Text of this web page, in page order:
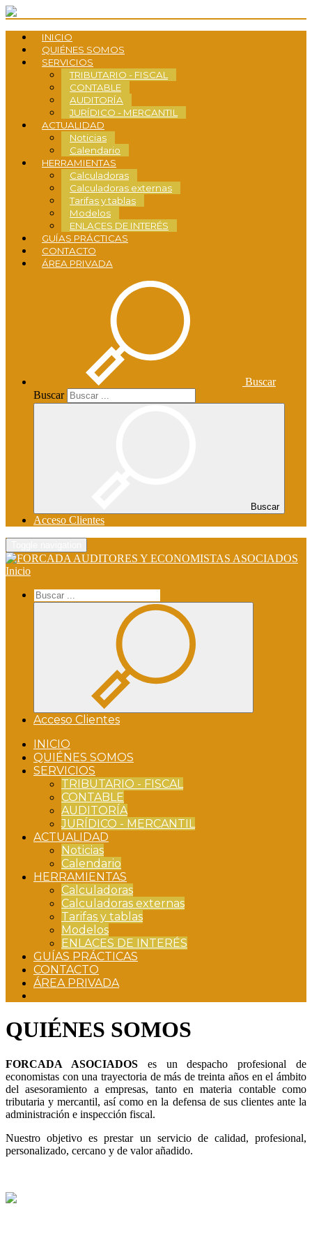
INICIO
QUIÉNES SOMOS
SERVICIOS
TRIBUTARIO - FISCAL
CONTABLE
AUDITORÍA
JURÍDICO - MERCANTIL
ACTUALIDAD
Noticias
Calendario
HERRAMIENTAS
Calculadoras
Calculadoras externas
Tarifas y tablas
Modelos
ENLACES DE INTERÉS
GUÍAS PRÁCTICAS
CONTACTO
ÁREA PRIVADA
Buscar
Buscar
Buscar
Acceso Clientes
Inicio
Acceso Clientes
INICIO
QUIÉNES SOMOS
SERVICIOS
TRIBUTARIO - FISCAL
CONTABLE
AUDITORÍA
JURÍDICO - MERCANTIL
ACTUALIDAD
Noticias
Calendario
HERRAMIENTAS
Calculadoras
Calculadoras externas
Tarifas y tablas
Modelos
ENLACES DE INTERÉS
GUÍAS PRÁCTICAS
CONTACTO
ÁREA PRIVADA
QUIÉNES SOMOS
FORCADA ASOCIADOS es un despacho profesional de
economistas con una trayectoria de más de treinta años en el ámbito
del asesoramiento a empresas, tanto en materia contable como
tributaria y mercantil, así como en la defensa de sus clientes ante la
administración e inspección fiscal.
Nuestro objetivo es prestar un servicio de calidad, profesional,
personalizado, cercano y de valor añadido.